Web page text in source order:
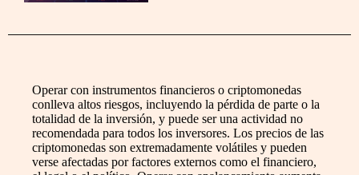
Operar con instrumentos financieros o criptomonedas
conlleva altos riesgos, incluyendo la pérdida de parte o la
totalidad de la inversión, y puede ser una actividad no
recomendada para todos los inversores. Los precios de las
criptomonedas son extremadamente volátiles y pueden
verse afectadas por factores externos como el financiero,